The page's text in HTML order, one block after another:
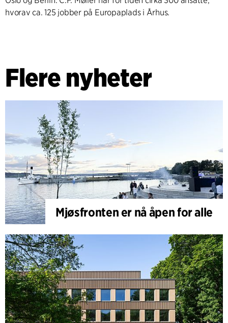
hvorav ca. 125 jobber på Europaplads i Århus.
Flere nyheter
Mjøsfronten er nå åpen for alle